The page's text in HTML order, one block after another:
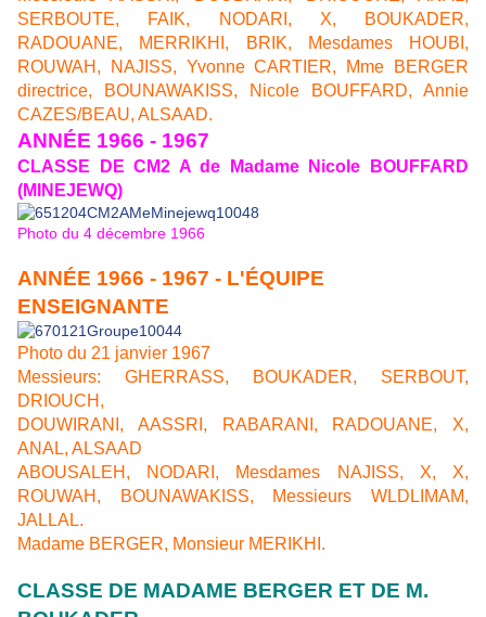
SERBOUTE, FAIK, NODARI, X, BOUKADER,
RADOUANE, MERRIKHI, BRIK, Mesdames HOUBI,
ROUWAH, NAJISS, Yvonne CARTIER, Mme BERGER
directrice, BOUNAWAKISS, Nicole BOUFFARD, Annie
CAZES/BEAU, ALSAAD.
ANNÉE 1966 - 1967
CLASSE DE CM2 A de Madame Nicole BOUFFARD
(MINEJEWQ)
Photo du 4 décembre 1966
ANNÉE 1966 - 1967 - L'ÉQUIPE
ENSEIGNANTE
Photo du 21 janvier 1967
Messieurs: GHERRASS, BOUKADER, SERBOUT,
DRIOUCH,
DOUWIRANI, AASSRI, RABARANI, RADOUANE, X,
ANAL, ALSAAD
ABOUSALEH, NODARI, Mesdames NAJISS, X, X,
ROUWAH, BOUNAWAKISS, Messieurs WLDLIMAM,
JALLAL.
Madame BERGER, Monsieur MERIKHI.
CLASSE DE MADAME BERGER ET DE M.